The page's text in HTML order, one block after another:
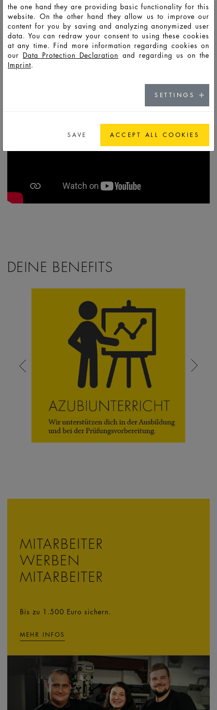
DAS SIND WIR
DEINE BENEFITS
MITARBEITER
WERBEN
MITARBEITER
Bis zu 1.500 Euro sichern.
MEHR INFOS
the one hand they are providing basic functionality for this
website. On the other hand they allow us to improve our
content for you by saving and analyzing anonymized user
data. You can redraw your consent to using these cookies
at any time. Find more information regarding cookies on
our Data Protection Declaration and regarding us on the
Imprint.
SETTINGS
SAVE ACCEPT ALL COOKIES